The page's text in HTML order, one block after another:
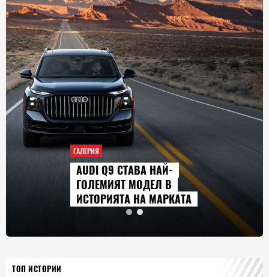
ГАЛЕРИЯ
AUDI Q9 СТАВА НАЙ-
ГОЛЕМИЯТ МОДЕЛ В
ИСТОРИЯТА НА МАРКАТА
ТОП ИСТОРИИ